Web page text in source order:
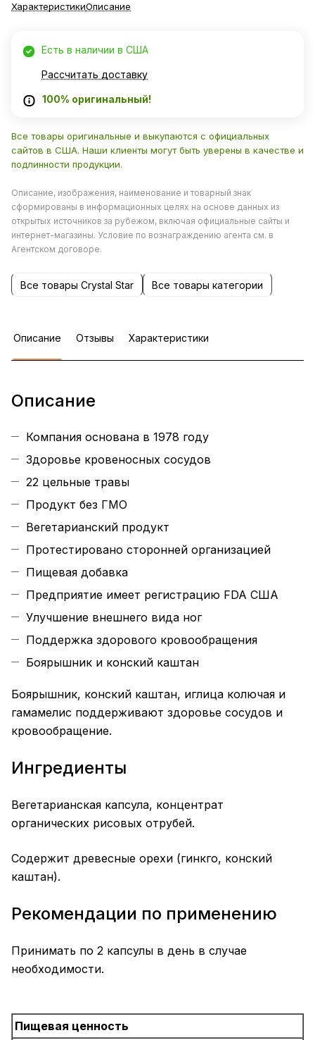
ХарактеристикиОписание
Есть в наличии в США
Рассчитать доставку
100% оригинальный!
Все товары оригинальные и выкупаются с официальных
сайтов в США. Наши клиенты могут быть уверены в качестве и
подлинности продукции.
Описание, изображения, наименование и товарный знак
сформированы в информационных целях на основе данных из
открытых источников за рубежом, включая официальные сайты и
интернет-магазины. Условие по вознаграждению агента см. в
Агентском договоре.
Все товары Crystal Star Все товары категории
Описание Отзывы Характеристики
Описание
Компания основана в 1978 году
Здоровье кровеносных сосудов
22 цельные травы
Продукт без ГМО
Вегетарианский продукт
Протестировано сторонней организацией
Пищевая добавка
Предприятие имеет регистрацию FDA США
Улучшение внешнего вида ног
Поддержка здорового кровообращения
Боярышник и конский каштан
Боярышник, конский каштан, иглица колючая и
гамамелис поддерживают здоровье сосудов и
кровообращение.
Ингредиенты
Вегетарианская капсула, концентрат
органических рисовых отрубей.
Содержит древесные орехи (гинкго, конский
каштан).
Рекомендации по применению
Принимать по 2 капсулы в день в случае
необходимости.
Пищевая ценность